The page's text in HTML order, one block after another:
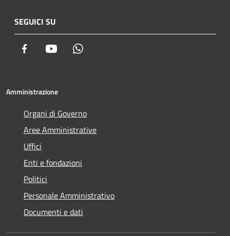
SEGUICI SU
Facebook Youtube
Amministrazione
Organi di Governo
Aree Amministrative
Uffici
Enti e fondazioni
Politici
Personale Amministrativo
Documenti e dati